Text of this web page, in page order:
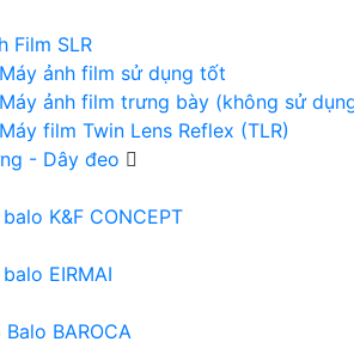
Film SLR
ảnh film sử dụng tốt
ảnh film trưng bày (không sử
film Twin Lens Reflex (TLR)
- Dây đeo
K&F CONCEPT
EIRMAI
BAROCA